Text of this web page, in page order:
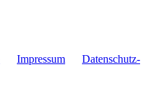
Impres­sum
Daten­schutz­